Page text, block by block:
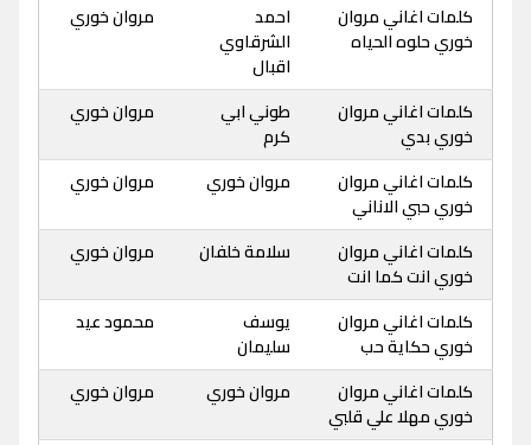
كلمات اغاني مروان
خوري حلوه الحياه
احمد
الشرقاوي
اقبال
مروان خوري
كلمات اغاني مروان
خوري بدي
طوني ابي
كرم
مروان خوري
كلمات اغاني مروان
خوري حبي الاناني
مروان خوري مروان خوري
كلمات اغاني مروان
خوري انت كما انت
سلامة خلفان مروان خوري
كلمات اغاني مروان
خوري حكاية حب
يوسف
سليمان
محمود عيد
كلمات اغاني مروان
خوري مهلا علي قلبي
مروان خوري مروان خوري